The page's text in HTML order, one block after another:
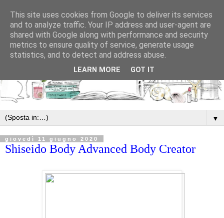
▼
giovedì 11 giugno 2020
Shiseido Body Advanced Body Creator
This site uses cookies from Google to deliver its services
and to analyze traffic. Your IP address and user-agent are
shared with Google along with performance and security
metrics to ensure quality of service, generate usage
statistics, and to detect and address abuse.
LEARN MORE GOT IT